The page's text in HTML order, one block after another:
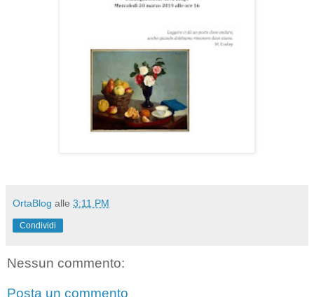
OrtaBlog alle 3:11 PM
Condividi
Nessun commento:
Posta un commento